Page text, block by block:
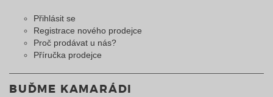
Přihlásit se
Registrace nového prodejce
Proč prodávat u nás?
Příručka prodejce
BUĎME KAMARÁDI